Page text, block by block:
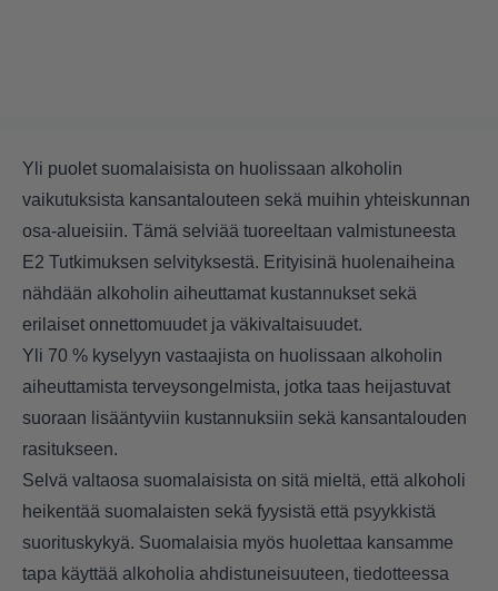
Yli puolet suomalaisista on huolissaan alkoholin
vaikutuksista kansantalouteen sekä muihin yhteiskunnan
osa-alueisiin. Tämä selviää tuoreeltaan valmistuneesta
E2 Tutkimuksen selvityksestä. Erityisinä huolenaiheina
nähdään alkoholin aiheuttamat kustannukset sekä
erilaiset onnettomuudet ja väkivaltaisuudet.
Yli 70 % kyselyyn vastaajista on huolissaan alkoholin
aiheuttamista terveysongelmista, jotka taas heijastuvat
suoraan lisääntyviin kustannuksiin sekä kansantalouden
rasitukseen.
Selvä valtaosa suomalaisista on sitä mieltä, että alkoholi
heikentää suomalaisten sekä fyysistä että psyykkistä
suorituskykyä. Suomalaisia myös huolettaa kansamme
tapa käyttää alkoholia ahdistuneisuuteen, tiedotteessa